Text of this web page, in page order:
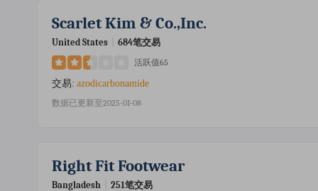
Scarlet Kim & Co.,inc.
United States 684笔交易
活跃值65
交易: azodicarbonamide
数据已更新至2025-01-08
Right Fit Footwear
Bangladesh 251笔交易